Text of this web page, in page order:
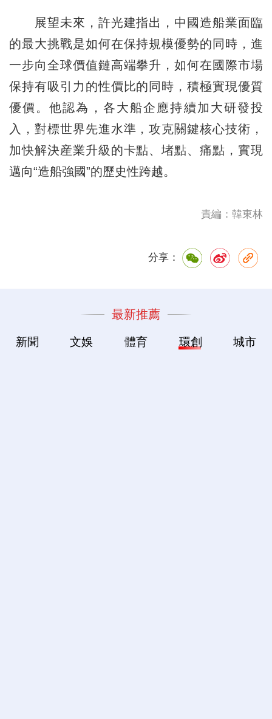
展望未來，許光建指出，中國造船業面臨
的最大挑戰是如何在保持規模優勢的同時，進
一步向全球價值鏈高端攀升，如何在國際市場
保持有吸引力的性價比的同時，積極實現優質
優價。他認為，各大船企應持續加大研發投
入，對標世界先進水準，攻克關鍵核心技術，
加快解決産業升級的卡點、堵點、痛點，實現
邁向“造船強國”的歷史性跨越。
責編：韓東林
分享：
最新推薦
新聞 文娛 體育 環創 城市